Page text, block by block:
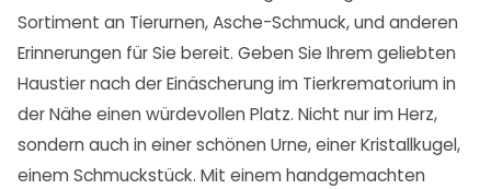
Sortiment an Tierurnen, Asche-Schmuck, und anderen
Erinnerungen für Sie bereit. Geben Sie Ihrem geliebten
Haustier nach der Einäscherung im Tierkrematorium in
der Nähe einen würdevollen Platz. Nicht nur im Herz,
sondern auch in einer schönen Urne, einer Kristallkugel,
einem Schmuckstück. Mit einem handgemachten